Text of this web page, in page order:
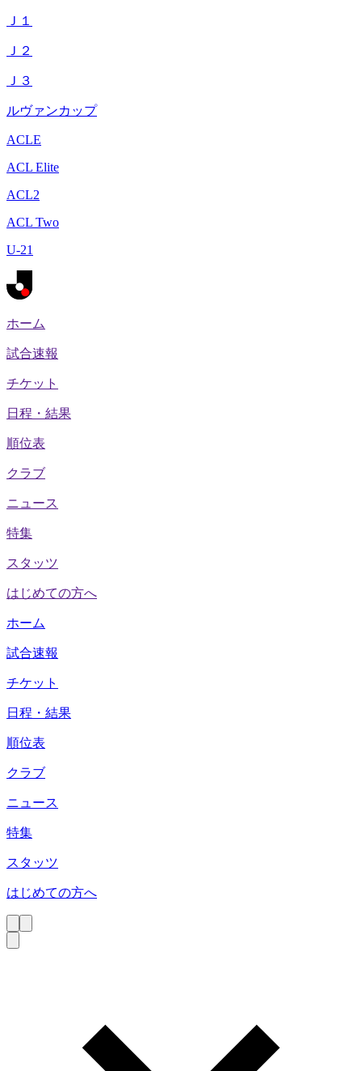
Ｊ１
Ｊ２
Ｊ３
ルヴァンカップ
ACLE
ACL Elite
ACL2
ACL Two
U-21
ホーム
試合速報
チケット
日程・結果
順位表
クラブ
ニュース
特集
スタッツ
はじめての方へ
ホーム
試合速報
チケット
日程・結果
順位表
クラブ
ニュース
特集
スタッツ
はじめての方へ